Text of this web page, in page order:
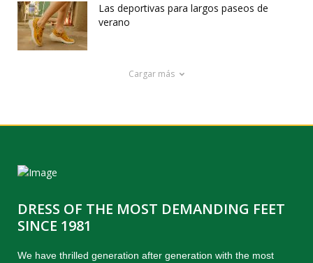
Las deportivas para largos paseos de
verano
Cargar más
DRESS OF THE MOST DEMANDING FEET
SINCE 1981
We have thrilled generation after generation with the most